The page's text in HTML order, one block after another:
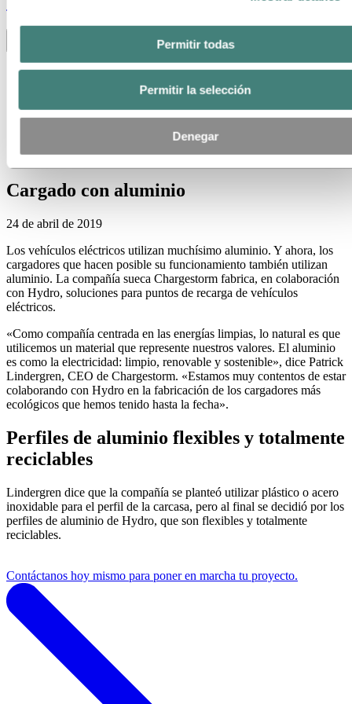
Permitir todas
Permitir la selección
Denegar
Todas
Sostenibilidad
Energy
Cargado con aluminio
24 de abril de 2019
Los vehículos eléctricos utilizan muchísimo aluminio. Y ahora, los
cargadores que hacen posible su funcionamiento también utilizan
aluminio. La compañía sueca Chargestorm fabrica, en colaboración
con Hydro, soluciones para puntos de recarga de vehículos
eléctricos.
«Como compañía centrada en las energías limpias, lo natural es que
utilicemos un material que represente nuestros valores. El aluminio
es como la electricidad: limpio, renovable y sostenible», dice Patrick
Lindergren, CEO de Chargestorm. «Estamos muy contentos de estar
colaborando con Hydro en la fabricación de los cargadores más
ecológicos que hemos tenido hasta la fecha».
Perfiles de aluminio flexibles y totalmente
reciclables
Lindergren dice que la compañía se planteó utilizar plástico o acero
inoxidable para el perfil de la carcasa, pero al final se decidió por los
perfiles de aluminio de Hydro, que son flexibles y totalmente
reciclables.
Contáctanos hoy mismo para poner en marcha tu proyecto.